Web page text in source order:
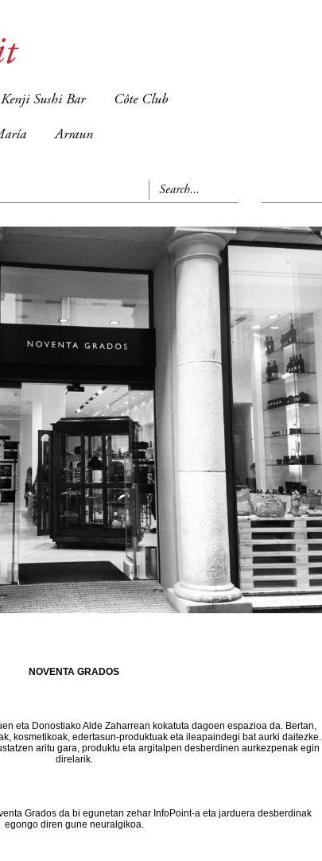
Kenji Sushi Bar Côte Club
Arraun
NOVENTA GRADOS
eta Donostiako Alde Zaharrean kokatuta dagoen espazioa da. Bertan,
kosmetikoak, edertasun-produktuak eta ileapaindegi bat aurki daitezke.
aritu gara, produktu eta argitalpen desberdinen aurkezpenak egin
direlarik.
Grados da bi egunetan zehar InfoPoint-a eta jarduera desberdinak
egongo diren gune neuralgikoa.